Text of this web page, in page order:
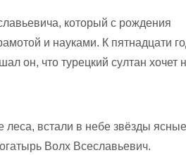
который с рождения
и науками. К пятнадцати
он, что турецкий султан хочет
встали в небе звёзды
Волх Всеславьевич.